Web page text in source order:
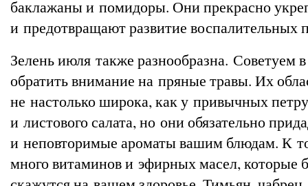
баклажаны и помидоры. Они прекрасно
и предотвращают развитие воспалительных
Зелень июля также разнообразна. Советуем
обратить внимание на пряные травы. Их
не настолько широка, как у привычных
и листового салата, но они обязательно
и неповторимые ароматы вашим блюдам. К
много витаминов и эфирных масел, которые